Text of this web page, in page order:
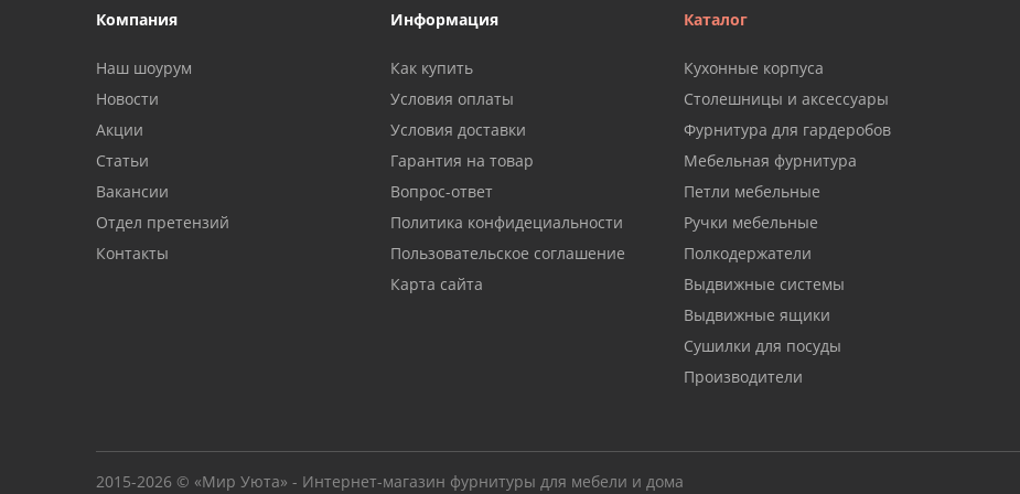
Компания
Наш шоурум
Новости
Акции
Статьи
Вакансии
Отдел претензий
Контакты
Информация
Как купить
Условия оплаты
Условия доставки
Гарантия на товар
Вопрос-ответ
Политика конфидециальности
Пользовательское соглашение
Карта сайта
Каталог
Кухонные корпуса
Столешницы и аксессуары
Фурнитура для гардеробов
Мебельная фурнитура
Петли мебельные
Ручки мебельные
Полкодержатели
Выдвижные системы
Выдвижные ящики
Сушилки для посуды
Производители
2015-2026 © «Мир Уюта» - Интернет-магазин фурнитуры для мебели и дома